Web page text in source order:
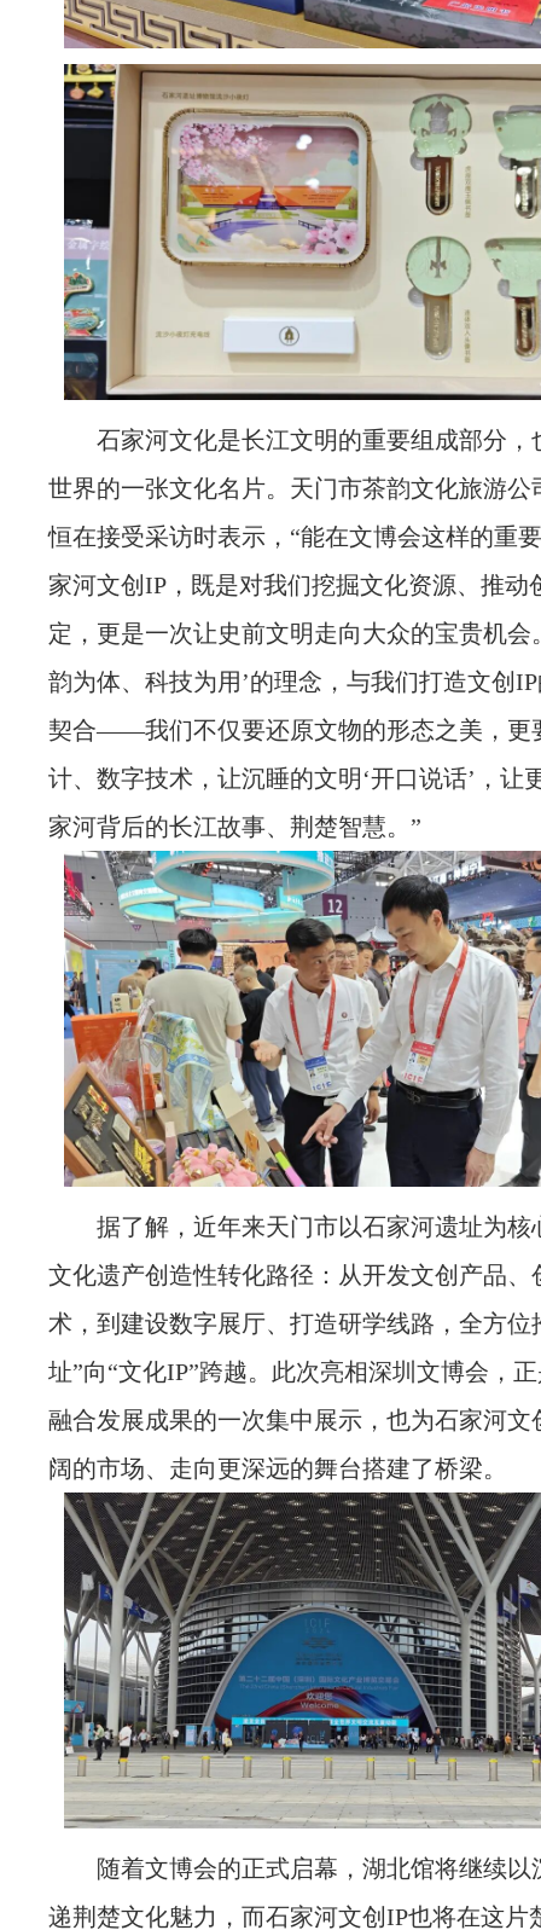
石家河文化是长江文明的重要组成部分，
世界的一张文化名片。天门市茶韵文化旅游公
恒在接受采访时表示，“能在文博会这样的重
家河文创IP，既是对我们挖掘文化资源、推动
定，更是一次让史前文明走向大众的宝贵机会
韵为体、科技为用’的理念，与我们打造文创
契合——我们不仅要还原文物的形态之美，更
计、数字技术，让沉睡的文明‘开口说话’，让
家河背后的长江故事、荆楚智慧。”
据了解，近年来天门市以石家河遗址为核
文化遗产创造性转化路径：从开发文创产品、
术，到建设数字展厅、打造研学线路，全方位
址”向“文化IP”跨越。此次亮相深圳文博会，
融合发展成果的一次集中展示，也为石家河文
阔的市场、走向更深远的舞台搭建了桥梁。
随着文博会的正式启幕，湖北馆将继续以
递荆楚文化魅力，而石家河文创IP也将在这片